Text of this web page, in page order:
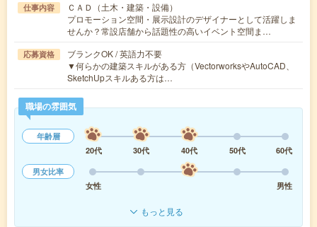
仕事内容
ＣＡＤ（土木・建築・設備）
プロモーション空間・展示設計のデザイナーとして活躍しま
せんか？常設店舗から話題性の高いイベント空間ま…
応募資格
ブランクOK / 英語力不要
▼何らかの建築スキルがある方（VectorworksやAutoCAD、
SketchUpスキルある方は…
職場の雰囲気
年齢層
20代
30代 40代 50代
60代
男女比率
女性
男性
もっと見る